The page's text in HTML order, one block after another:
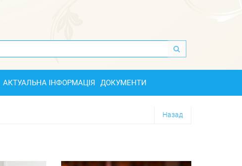
АКТУАЛЬНА ІНФОРМАЦІЯ ДОКУМЕНТИ
Назад